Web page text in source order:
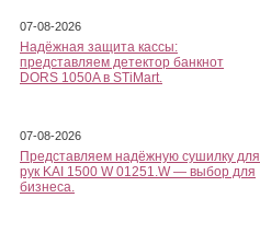
07-08-2026
Надёжная защита кассы:
представляем детектор банкнот
DORS 1050A в STiMart.
07-08-2026
Представляем надёжную сушилку для
рук KAI 1500 W 01251.W — выбор для
бизнеса.